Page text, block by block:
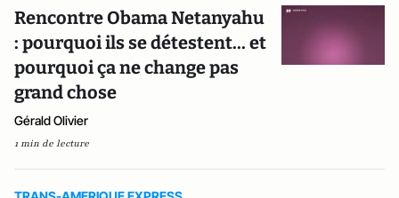
Rencontre Obama Netanyahu
: pourquoi ils se détestent... et
pourquoi ça ne change pas
grand chose
Gérald Olivier
1 min de lecture